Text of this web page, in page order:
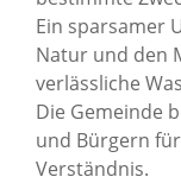
Ein sparsamer
Natur und den
verlässliche
Die Gemeinde
und Bürgern
Verständnis.